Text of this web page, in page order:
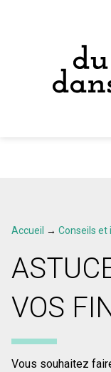
Accueil → Conseils et
VOS
Vous souhaitez